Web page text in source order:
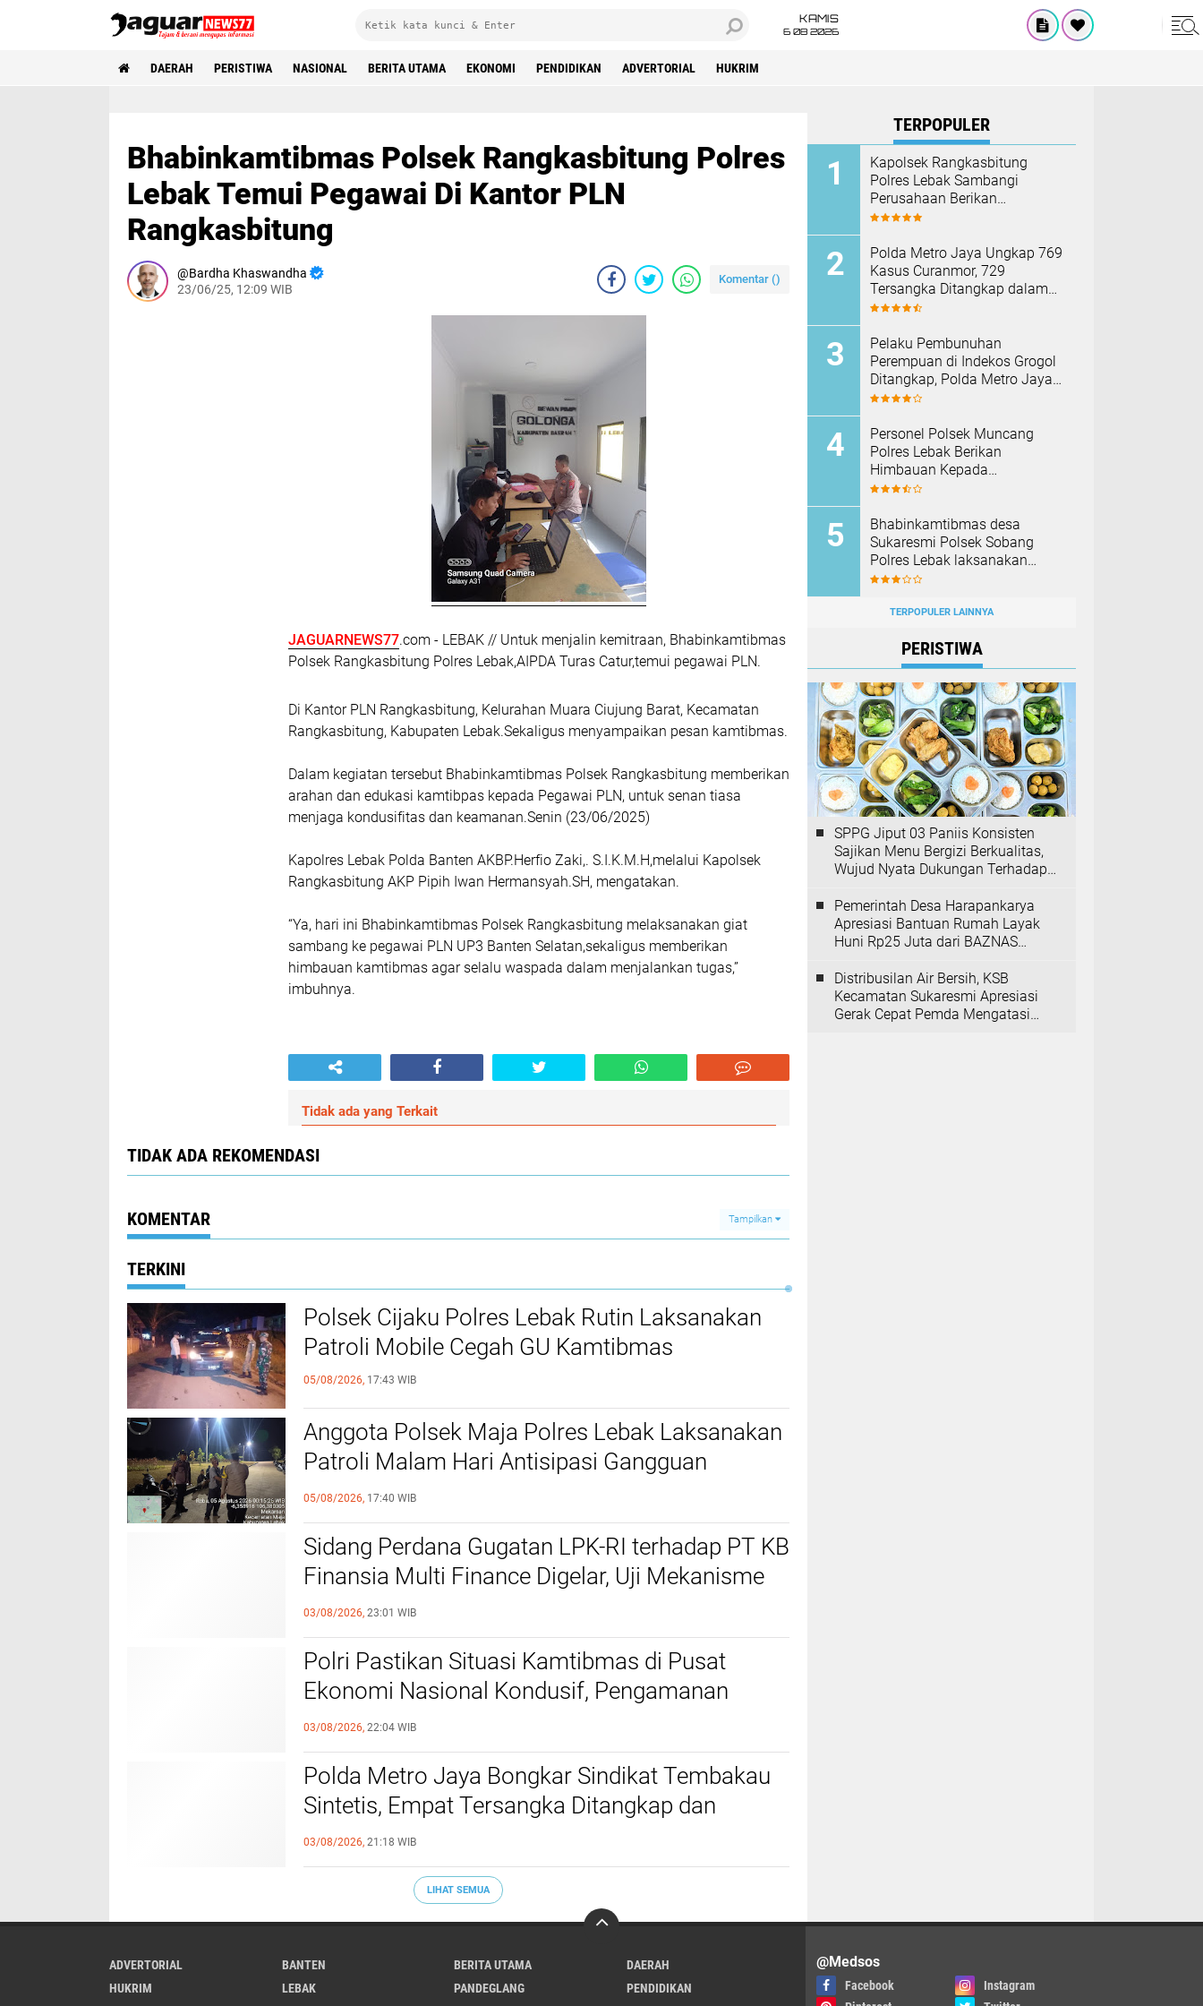
KAMIS
6 08 2026
DAERAH PERISTIWA NASIONAL BERITA UTAMA EKONOMI PENDIDIKAN ADVERTORIAL HUKRIM
Bhabinkamtibmas Polsek Rangkasbitung Polres
Lebak Temui Pegawai Di Kantor PLN
Rangkasbitung
Bardha Khaswandha
23/06/25, 12:09 WIB
Komentar ()
JAGUARNEWS77.com - LEBAK // Untuk menjalin kemitraan, Bhabinkamtibmas
Polsek Rangkasbitung Polres Lebak,AIPDA Turas Catur,temui pegawai PLN.
Di Kantor PLN Rangkasbitung, Kelurahan Muara Ciujung Barat, Kecamatan
Rangkasbitung, Kabupaten Lebak.Sekaligus menyampaikan pesan kamtibmas.
Dalam kegiatan tersebut Bhabinkamtibmas Polsek Rangkasbitung memberikan
arahan dan edukasi kamtibpas kepada Pegawai PLN, untuk senan tiasa
menjaga kondusifitas dan keamanan.Senin (23/06/2025)
Kapolres Lebak Polda Banten AKBP.Herfio Zaki,. S.I.K.M.H,melalui Kapolsek
Rangkasbitung AKP Pipih Iwan Hermansyah.SH, mengatakan.
“Ya, hari ini Bhabinkamtibmas Polsek Rangkasbitung melaksanakan giat
sambang ke pegawai PLN UP3 Banten Selatan,sekaligus memberikan
himbauan kamtibmas agar selalu waspada dalam menjalankan tugas,”
imbuhnya.
Tidak ada yang Terkait
TIDAK ADA REKOMENDASI
KOMENTAR Tampilkan
TERKINI
Polsek Cijaku Polres Lebak Rutin Laksanakan
Patroli Mobile Cegah GU Kamtibmas
05/08/2026, 17:43 WIB
Anggota Polsek Maja Polres Lebak Laksanakan
Patroli Malam Hari Antisipasi Gangguan
Kamtibmas
05/08/2026, 17:40 WIB
Sidang Perdana Gugatan LPK-RI terhadap PT KB
Finansia Multi Finance Digelar, Uji Mekanisme
Jaminan Fidusia Jadi Sorotan
03/08/2026, 23:01 WIB
‎Polri Pastikan Situasi Kamtibmas di Pusat
Ekonomi Nasional Kondusif, Pengamanan
Objek Vital Diperketat
03/08/2026, 22:04 WIB
‎Polda Metro Jaya Bongkar Sindikat Tembakau
Sintetis, Empat Tersangka Ditangkap dan
Hampir Satu Kilogram Barang Bukti Disita
03/08/2026, 21:18 WIB
LIHAT SEMUA
TERPOPULER
Kapolsek Rangkasbitung
Polres Lebak Sambangi
Perusahaan Berikan
Himbauan Cegah Kebakaran
Polda Metro Jaya Ungkap 769
Kasus Curanmor, 729
Tersangka Ditangkap dalam
Operasi Berantas Jaya 2026‎
Pelaku Pembunuhan
Perempuan di Indekos Grogol
Ditangkap, Polda Metro Jaya
Sita Palu dan Sejumlah
Personel Polsek Muncang
Polres Lebak Berikan
Himbauan Kepada
Masyarakat Agar Tidak
Bhabinkamtibmas desa
Sukaresmi Polsek Sobang
Polres Lebak laksanakan
Sambang di Desa binaanya
TERPOPULER LAINNYA
PERISTIWA
SPPG Jiput 03 Paniis Konsisten
Sajikan Menu Bergizi Berkualitas,
Wujud Nyata Dukungan Terhadap
Pemerintah Desa Harapankarya
Apresiasi Bantuan Rumah Layak
Huni Rp25 Juta dari BAZNAS
Distribusilan Air Bersih, KSB
Kecamatan Sukaresmi Apresiasi
Gerak Cepat Pemda Mengatasi
ADVERTORIAL BANTEN BERITA UTAMA
DAERAH
HUKRIM
LEBAK PANDEGLANG
PENDIDIKAN
@Medsos
Facebook
Instagram